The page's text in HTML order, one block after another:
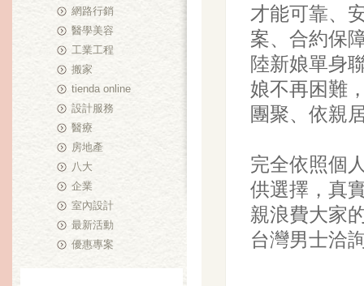
網路行銷
醫學美容
工業工程
搬家
tienda online
設計服務
醫療
房地產
八大
企業
室內設計
最新活動
優惠專案
才能可靠、
案、合約保
陸新娘單身
娘不再困難
團聚、依親
完全依照個
供選擇，真
親浪費大家
台灣男士洽